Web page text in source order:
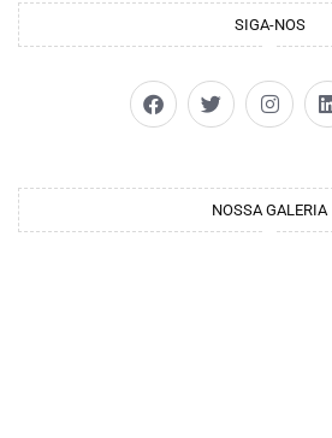
SIGA-NOS
NOSSA GALERIA